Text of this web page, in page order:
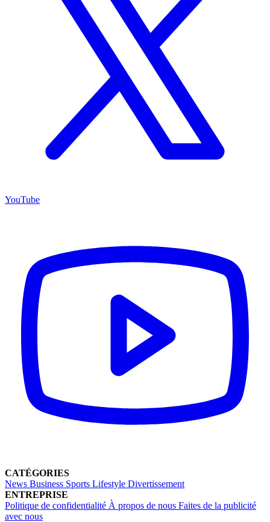
YouTube
CATÉGORIES
News Business Sports Lifestyle Divertissement
ENTREPRISE
Politique de confidentialité À propos de nous Faites de la publicité
avec nous